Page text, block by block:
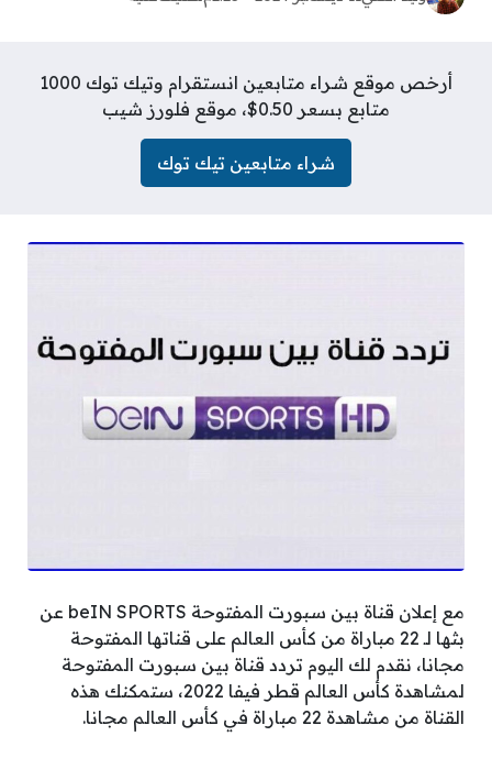
أرخص موقع شراء متابعين انستقرام وتيك توك 1000
متابع بسعر 0.50$، موقع فلورز شيب
شراء متابعين تيك توك
مع إعلان قناة بين سبورت المفتوحة beIN SPORTS عن
بثها لـ 22 مباراة من كأس العالم على قناتها المفتوحة
مجانا، نقدم لك اليوم تردد قناة بين سبورت المفتوحة
لمشاهدة كأس العالم قطر فيفا 2022، ستمكنك هذه
القناة من مشاهدة 22 مباراة في كأس العالم مجانا.